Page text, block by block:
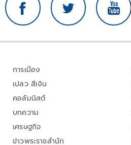
การเมือง
เปลว สีเงิน
คอลัมนิสต์
บทความ
เศรษฐกิจ
ข่าวพระราชสำนัก